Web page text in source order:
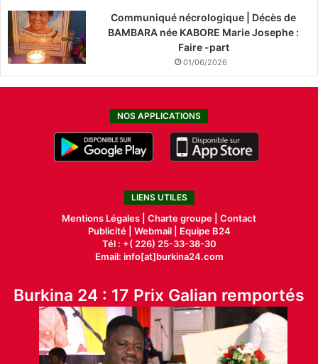
Communiqué nécrologique | Décès de
BAMBARA née KABORE Marie Josephe :
Faire -part
01/06/2026
NOS APPLICATIONS
LIENS UTILES
Mentions Légales | Charte groupe | Contact
Publicité| Webmail |
Equipe B24
Tél : +( 226) 25-33-38-30
Email: info[at]burkina24.com
Burkina 24 : 17 Prix Galian remportés